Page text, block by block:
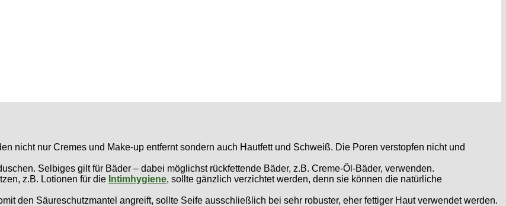
nicht nur Cremes und Make-up entfernt sondern auch Hautfett und Schweiß. Die Poren verstopfen nicht und
Selbiges gilt für Bäder – dabei möglichst rückfettende Bäder, z.B. Creme-Öl-Bäder, verwenden.
z.B. Lotionen für die Intimhygiene, sollte gänzlich verzichtet werden, denn sie können die natürliche
den Säureschutzmantel angreift, sollte Seife ausschließlich bei sehr robuster, eher fettiger Haut verwendet werden.